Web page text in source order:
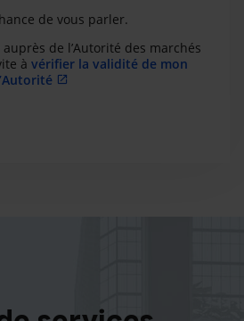
de vous parler.
de l’Autorité des marchés
à vérifier la validité de mon